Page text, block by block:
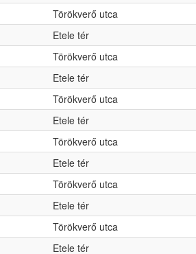
Törökverő utca
Etele tér
Törökverő utca
Etele tér
Törökverő utca
Etele tér
Törökverő utca
Etele tér
Törökverő utca
Etele tér
Törökverő utca
Etele tér